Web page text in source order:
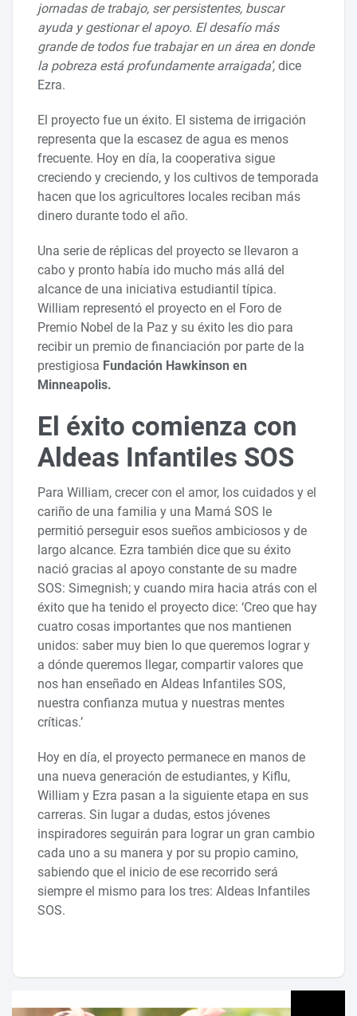
jornadas de trabajo, ser persistentes, buscar
ayuda y gestionar el apoyo. El desafío más
grande de todos fue trabajar en un área en donde
la pobreza está profundamente arraigada’, dice
Ezra.
El proyecto fue un éxito. El sistema de irrigación
representa que la escasez de agua es menos
frecuente. Hoy en día, la cooperativa sigue
creciendo y creciendo, y los cultivos de temporada
hacen que los agricultores locales reciban más
dinero durante todo el año.
Una serie de réplicas del proyecto se llevaron a
cabo y pronto había ido mucho más allá del
alcance de una iniciativa estudiantil típica.
William representó el proyecto en el Foro de
Premio Nobel de la Paz y su éxito les dio para
recibir un premio de financiación por parte de la
prestigiosa Fundación Hawkinson en
Minneapolis.
El éxito comienza con
Aldeas Infantiles SOS
Para William, crecer con el amor, los cuidados y el
cariño de una familia y una Mamá SOS le
permitió perseguir esos sueños ambiciosos y de
largo alcance. Ezra también dice que su éxito
nació gracias al apoyo constante de su madre
SOS: Simegnish; y cuando mira hacia atrás con el
éxito que ha tenido el proyecto dice: ‘Creo que hay
cuatro cosas importantes que nos mantienen
unidos: saber muy bien lo que queremos lograr y
a dónde queremos llegar, compartir valores que
nos han enseñado en Aldeas Infantiles SOS,
nuestra confianza mutua y nuestras mentes
críticas.’
Hoy en día, el proyecto permanece en manos de
una nueva generación de estudiantes, y Kiflu,
William y Ezra pasan a la siguiente etapa en sus
carreras. Sin lugar a dudas, estos jóvenes
inspiradores seguirán para lograr un gran cambio
cada uno a su manera y por su propio camino,
sabiendo que el inicio de ese recorrido será
siempre el mismo para los tres: Aldeas Infantiles
SOS.